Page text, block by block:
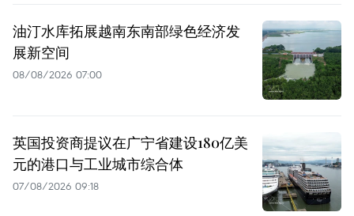
油汀水库拓展越南东南部绿色经济发
展新空间
08/08/2026 07:00
英国投资商提议在广宁省建设180亿美
元的港口与工业城市综合体
07/08/2026 09:18